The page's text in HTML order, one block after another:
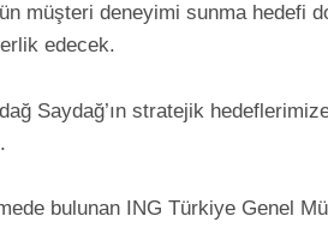
müşteri deneyimi sunma hedefi
edecek.
Saydağ’ın stratejik
bulunan ING Türkiye Genel